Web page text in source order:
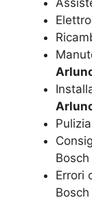
Bosch
Errori
Bosch